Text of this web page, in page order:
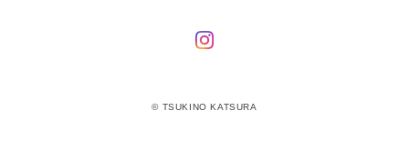
© TSUKINO KATSURA